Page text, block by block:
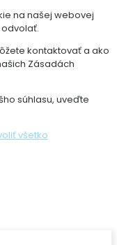
na našej webovej
kontaktovať a ako
Zásadách
súhlasu, uveďte
všetko